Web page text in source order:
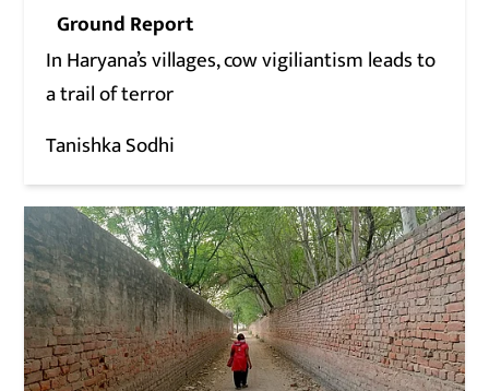
Ground Report
In Haryana’s villages, cow vigiliantism leads to
a trail of terror
Tanishka Sodhi